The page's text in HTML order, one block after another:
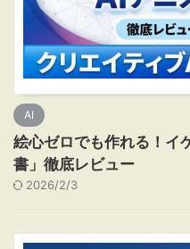
AI
絵心ゼロでも作れる！イ
書」徹底レビュー
2026/2/3